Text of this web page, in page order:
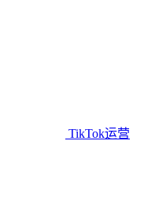
TikTok运营